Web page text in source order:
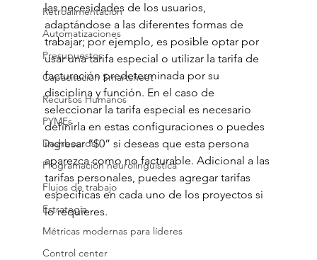
Retroalimentación
Automatizaciones
Presupuestos
Capacitación Smartsheet
Recursos Humanos
PYMEs
Dashboards
Programación neurolingüística
Flujos de trabajo
Estrategia
Métricas modernas para líderes
Control center
las necesidades de los usuarios,
adaptándose a las diferentes formas de
trabajar; por ejemplo, es posible optar por
usar una tarifa especial o utilizar la tarifa de
facturación predeterminada por su
disciplina y función. En el caso de
seleccionar la tarifa especial es necesario
definirla en estas configuraciones o puedes
ingresar “$0” si deseas que esta persona
aparezca como no facturable. Adicional a las
tarifas personales, puedes agregar tarifas
específicas en cada uno de los proyectos si
lo requieres.